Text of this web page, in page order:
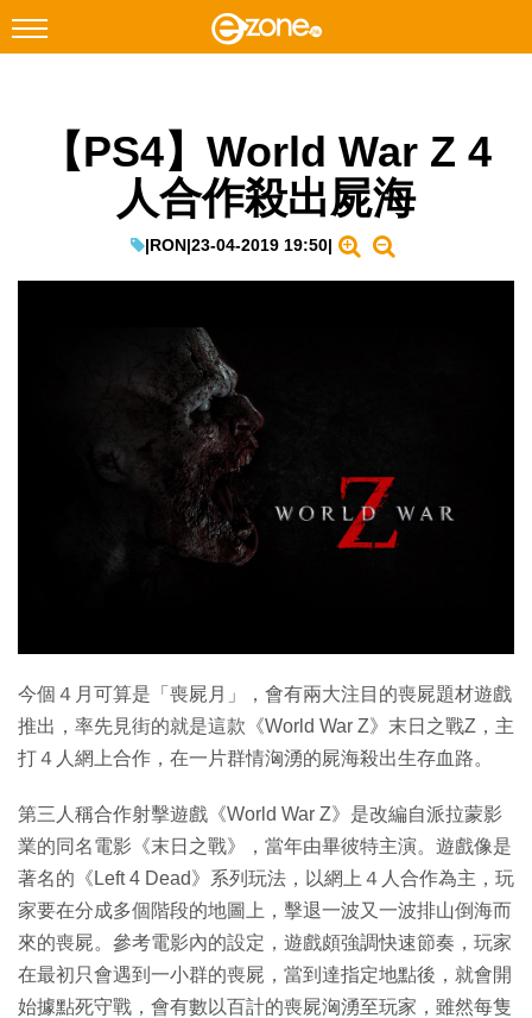
Facebook Instagram
遊戲動漫
生成式AI與雲端應用
Enterprise Digital Transformation
【PS4】World War Z 4
人合作殺出屍海
|RON|23-04-2019 19:50|
今個４月可算是「喪屍月」，會有兩大注目的喪屍題材遊戲
推出，率先見街的就是這款《World War Z》末日之戰Z，主
打４人網上合作，在一片群情洶湧的屍海殺出生存血路。
第三人稱合作射擊遊戲《World War Z》是改編自派拉蒙影
業的同名電影《末日之戰》，當年由畢彼特主演。遊戲像是
著名的《Left 4 Dead》系列玩法，以網上４人合作為主，玩
家要在分成多個階段的地圖上，擊退一波又一波排山倒海而
來的喪屍。參考電影內的設定，遊戲頗強調快速節奏，玩家
在最初只會遇到一小群的喪屍，當到達指定地點後，就會開
始據點死守戰，會有數以百計的喪屍洶湧至玩家，雖然每隻